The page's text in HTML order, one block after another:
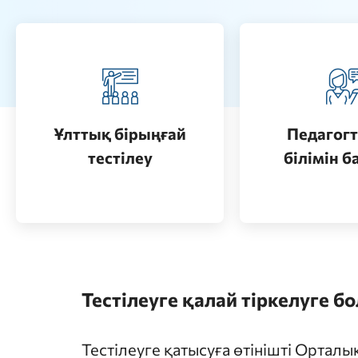
Ұлттық бірыңғай
тестілеу
Қазақстанда жоғары білім
Өту
білімінӨту
Тестілеуге қалай тіркелуге
Тестілеуге қатысуға өтінішті